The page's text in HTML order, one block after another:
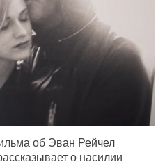
об Эван Рейчел
о насилии